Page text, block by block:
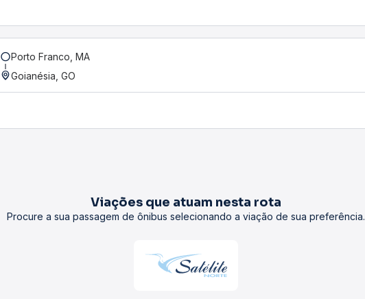
Porto Franco, MA
Goianésia, GO
Viações que atuam nesta rota
Procure a sua passagem de ônibus selecionando a viação de sua preferência.